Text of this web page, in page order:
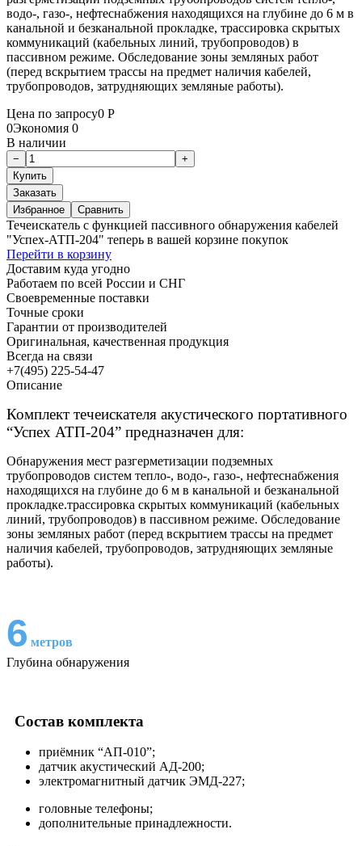
водо-, газо-, нефтеснабжения находящихся на глубине до 6 м в
канальной и безканальной прокладке, трассировка скрытых
коммуникаций (кабельных линий, трубопроводов) в
пассивном режиме. Обследование зоны земляных работ
(перед вскрытием трассы на предмет наличия кабелей,
трубопроводов, затрудняющих земляные работы).
Цена по запросу0 Р
0Экономия 0
В наличии
Заказать
Избранное
Сравнить
Течеискатель с функцией пассивного обнаружения кабелей
"Успех-АТП-204" теперь в вашей корзине покупок
Перейти в корзину
Доставим куда угодно
Работаем по всей России и СНГ
Своевременные поставки
Точные сроки
Гарантии от производителей
Оригинальная, качественная продукция
Всегда на связи
+7(495) 225-54-47
Описание
Комплект течеискателя акустического портативного
“Успех АТП-204” предназначен для:
Обнаружения мест разгерметизации подземных
трубопроводов систем тепло-, водо-, газо-, нефтеснабжения
находящихся на глубине до 6 м в канальной и безканальной
прокладке.трассировка скрытых коммуникаций (кабельных
линий, трубопроводов) в пассивном режиме. Обследование
зоны земляных работ (перед вскрытием трассы на предмет
наличия кабелей, трубопроводов, затрудняющих земляные
работы).
6 метров
Глубина обнаружения
Состав комплекта
приёмник “АП-010”;
датчик акустический АД-200;
электромагнитный датчик ЭМД-227;
головные телефоны;
дополнительные принадлежности.